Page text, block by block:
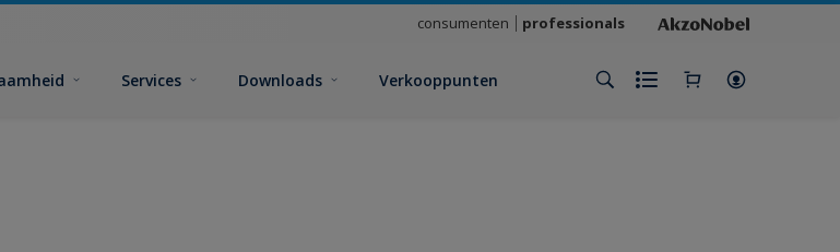
consumenten professionals
Services Downloads Verkooppunten